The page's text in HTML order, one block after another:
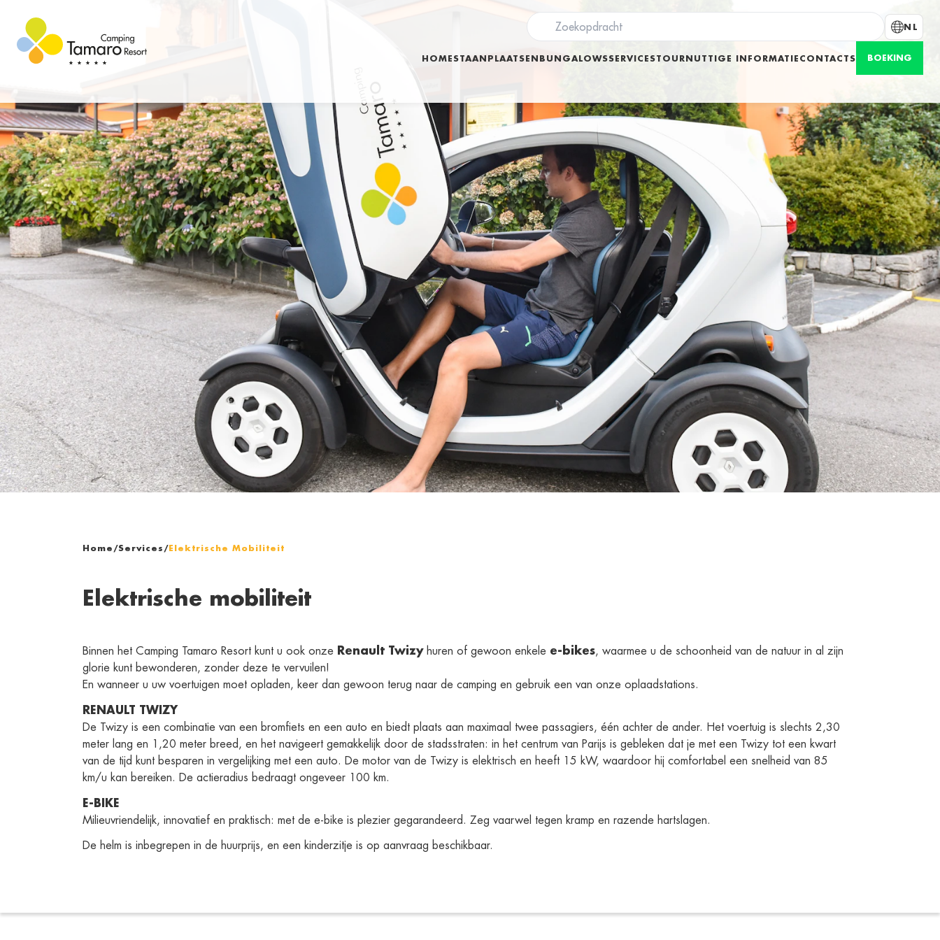
NL
HOME STAANPLAATSEN BUNGALOWSSERVICESTOURNUTTIGE INFORMATIE CONTACTS BOEKING
Home /Services /Elektrische Mobiliteit
Elektrische mobiliteit
Binnen het Camping Tamaro Resort kunt u ook onze Renault Twizy huren of gewoon enkele e-bikes, waarmee u de schoonheid van de natuur in al zijn
glorie kunt bewonderen, zonder deze te vervuilen!
En wanneer u uw voertuigen moet opladen, keer dan gewoon terug naar de camping en gebruik een van onze oplaadstations.
RENAULT TWIZY
De Twizy is een combinatie van een bromfiets en een auto en biedt plaats aan maximaal twee passagiers, één achter de ander. Het voertuig is slechts 2,30
meter lang en 1,20 meter breed, en het navigeert gemakkelijk door de stadsstraten: in het centrum van Parijs is gebleken dat je met een Twizy tot een kwart
van de tijd kunt besparen in vergelijking met een auto. De motor van de Twizy is elektrisch en heeft 15 kW, waardoor hij comfortabel een snelheid van 85
km/u kan bereiken. De actieradius bedraagt ongeveer 100 km.
E-BIKE
Milieuvriendelijk, innovatief en praktisch: met de e-bike is plezier gegarandeerd. Zeg vaarwel tegen kramp en razende hartslagen.
De helm is inbegrepen in de huurprijs, en een kinderzitje is op aanvraag beschikbaar.